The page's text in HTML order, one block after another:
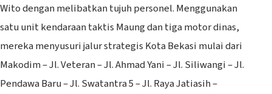
Wito dengan melibatkan tujuh personel. Menggunakan
satu unit kendaraan taktis Maung dan tiga motor dinas,
mereka menyusuri jalur strategis Kota Bekasi mulai dari
Makodim – Jl. Veteran – Jl. Ahmad Yani – Jl. Siliwangi – Jl.
Pendawa Baru – Jl. Swatantra 5 – Jl. Raya Jatiasih –